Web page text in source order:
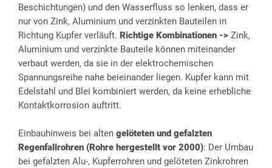
Beschichtungen) und den Wasserfluss so lenken, dass er
nur von Zink, Aluminium und verzinkten Bauteilen in
Richtung Kupfer verläuft. Richtige Kombinationen -> Zink,
Aluminium und verzinkte Bauteile können miteinander
verbaut werden, da sie in der elektrochemischen
Spannungsreihe nahe beieinander liegen. Kupfer kann mit
Edelstahl und Blei kombiniert werden, da keine erhebliche
Kontaktkorrosion auftritt.
Einbauhinweis bei alten gelöteten und gefalzten
Regenfallrohren (Rohre hergestellt vor 2000): Der Umbau
bei gefalzten Alu-, Kupferrohren und gelöteten Zinkrohren